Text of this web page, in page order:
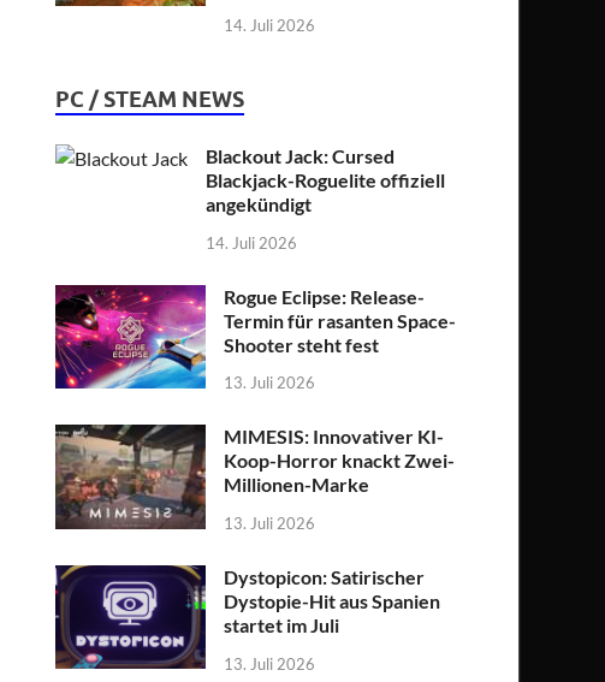
14. Juli 2026
PC / STEAM NEWS
Blackout Jack: Cursed
Blackjack-Roguelite offiziell
angekündigt
14. Juli 2026
Rogue Eclipse: Release-
Termin für rasanten Space-
Shooter steht fest
13. Juli 2026
MIMESIS: Innovativer KI-
Koop-Horror knackt Zwei-
Millionen-Marke
13. Juli 2026
Dystopicon: Satirischer
Dystopie-Hit aus Spanien
startet im Juli
13. Juli 2026